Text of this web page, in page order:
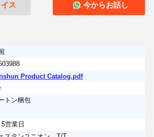
ス 今からお話し
Product Catalog.pdf
トン梱包
営業日